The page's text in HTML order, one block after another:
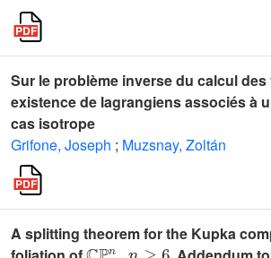
Sur le problème inverse du calcul
existence de lagrangiens associés à
cas isotrope
Grifone, Joseph ; Muzsnay, Zoltán
A splitting theorem for the Kupka
ℂℙn,n≥6